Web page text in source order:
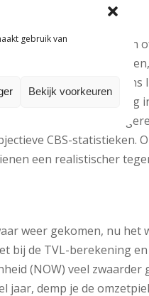
gebruik van
Bekijk voorkeuren
Vaste Lasten
inclusief
te voegen is dit volgens
tegemoetkoming
hebben met veel
CBS-statistieken.
een realistischer
weer gekomen, nu het
bij de TVL-berekening
(NOW) veel zwaarder
jaar, demp je de